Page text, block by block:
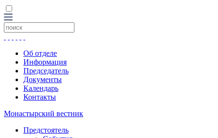
Об отделе
Информация
Председатель
Документы
Календарь
Контакты
Монастырский вестник
Предстоятель